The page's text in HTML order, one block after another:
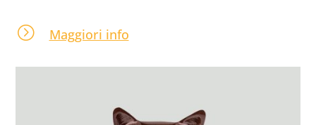
= Maggiori info